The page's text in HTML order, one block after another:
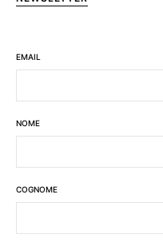
EMAIL
NOME
COGNOME